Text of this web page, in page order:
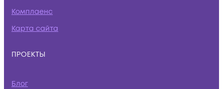
Комплаенс
Карта сайта
ПРОЕКТЫ
Блог